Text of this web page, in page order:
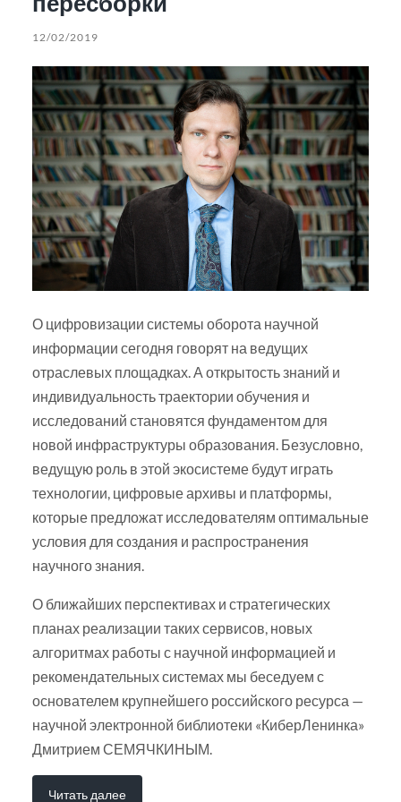
12/02/2019
О цифровизации системы оборота научной
информации сегодня говорят на ведущих
отраслевых площадках. А открытость знаний и
индивидуальность траектории обучения и
исследований становятся фундаментом для
новой инфраструктуры образования. Безусловно,
ведущую роль в этой экосистеме будут играть
технологии, цифровые архивы и платформы,
которые предложат исследователям оптимальные
условия для создания и распространения
научного знания.
О ближайших перспективах и стратегических
планах реализации таких сервисов, новых
алгоритмах работы с научной информацией и
рекомендательных системах мы беседуем с
основателем крупнейшего российского ресурса —
научной электронной библиотеки «КиберЛенинка»
Дмитрием СЕМЯЧКИНЫМ.
Читать далее